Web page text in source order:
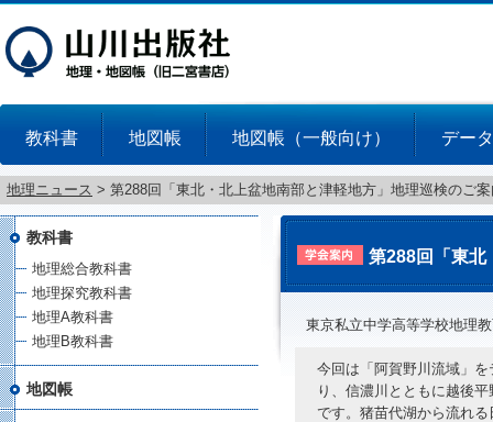
教科書 地図帳 地図帳（一般向け） デー
地理ニュース > 第288回「東北・北上盆地南部と津軽地方」地理巡検のご
第288回「東北
東京私立中学高等学校地理
今回は「阿賀野川流域」
り、信濃川とともに越後
です。猪苗代湖から流れ
教科書
地理総合教科書
地理探究教科書
地理A教科書
地理B教科書
地図帳